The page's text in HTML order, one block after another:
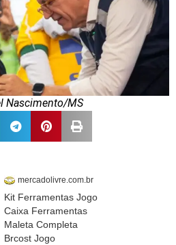
Nascimento/MS
mercadolivre.com.br
Kit Ferramentas Jogo
Caixa Ferramentas
Maleta Completa
Brcost Jogo